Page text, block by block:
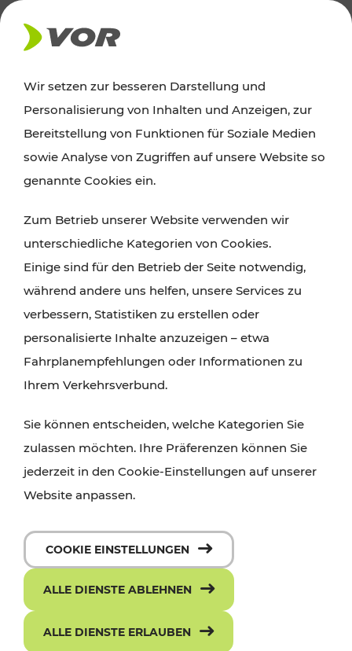
AKTUELLES
Ausflugstipps
Wien, Niederösterreich und das Burgenland
Wanderungen, Kultur und Gastronomie,
Radtouren oder purer Naturgenuss – viele
Attraktionen sind mit den Ticket- und Fahrplan-
Angeboten des VOR gut und schnell erreichbar.
Wir setzen zur besseren Darstellung und
Personalisierung von Inhalten und Anzeigen, zur
Bereitstellung von Funktionen für Soziale Medien
sowie Analyse von Zugriffen auf unsere Website so
genannte Cookies ein.
Zum Betrieb unserer Website verwenden wir
unterschiedliche Kategorien von Cookies.
Einige sind für den Betrieb der Seite notwendig,
während andere uns helfen, unsere Services zu
verbessern, Statistiken zu erstellen oder
personalisierte Inhalte anzuzeigen – etwa
Fahrplanempfehlungen oder Informationen zu
Ihrem Verkehrsverbund.
Sie können entscheiden, welche Kategorien Sie
zulassen möchten. Ihre Präferenzen können Sie
jederzeit in den Cookie-Einstellungen auf unserer
Website anpassen.
COOKIE EINSTELLUNGEN
ALLE DIENSTE ABLEHNEN
ALLE DIENSTE ERLAUBEN